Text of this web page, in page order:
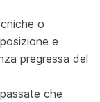
o
e
pregressa del
che